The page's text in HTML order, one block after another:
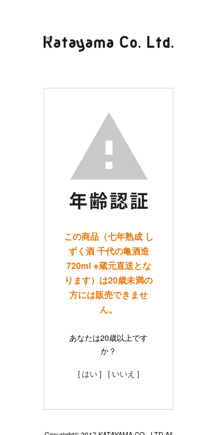
この商品（七年熟成 し
ずく酒 千代の亀酒造
720ml ※蔵元直送とな
ります）は20歳未満の
方には販売できませ
ん。
あなたは20歳以上です
か？
[ はい ] [ いいえ ]